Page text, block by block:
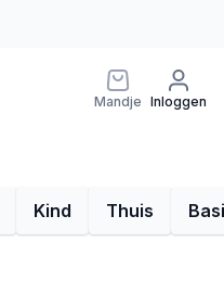
Mandje Inloggen
Kind Thuis